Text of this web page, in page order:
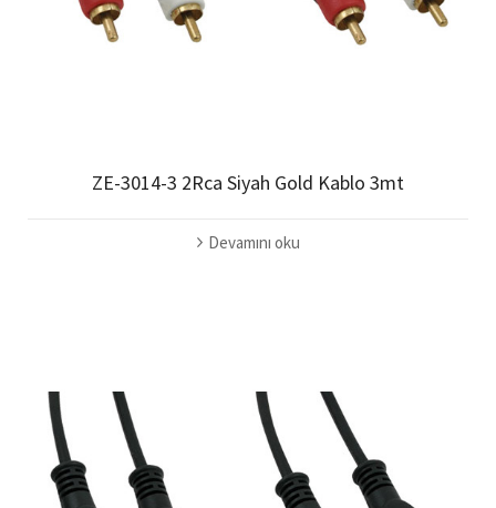
ZE-3014-3 2Rca Siyah Gold Kablo 3mt
Devamını oku